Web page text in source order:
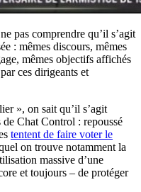
pas comprendre qu’il s’agit
: mêmes discours, mêmes
mêmes objectifs affichés
ces dirigeants et
», on sait qu’il s’agit
Chat Control : repoussé
tentent de faire voter le
on trouve notamment la
massive d’une
et toujours – de protéger